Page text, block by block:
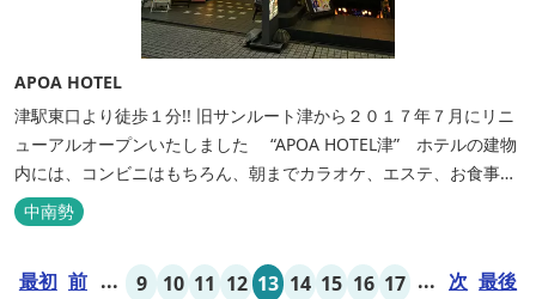
APOA HOTEL
津駅東口より徒歩１分!! 旧サンルート津から２０１７年７月にリニ
ューアルオープンいたしました “APOA HOTEL津” ホテルの建物
内には、コンビニはもちろん、朝までカラオケ、エステ、お食事も
いろいろなジャンルが楽しめます。 ホテル内施設 地下…創作料
理“舞の華” 居酒屋“風の蔵人” 居酒屋“居酒屋ならここが安いぜっ”
中南勢
最初 前 ... 9 10 11 12 13 14 15 16 17 ... 次 最後